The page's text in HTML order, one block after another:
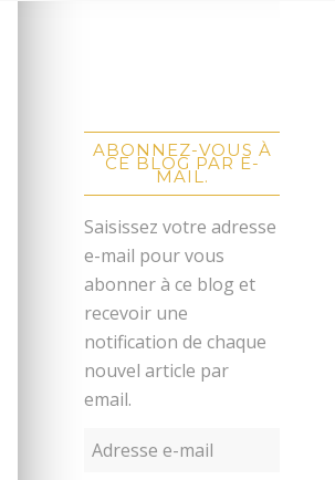
ABONNEZ-VOUS À
CE BLOG PAR E-
MAIL.
Saisissez votre adresse
e-mail pour vous
abonner à ce blog et
recevoir une
notification de chaque
nouvel article par
email.